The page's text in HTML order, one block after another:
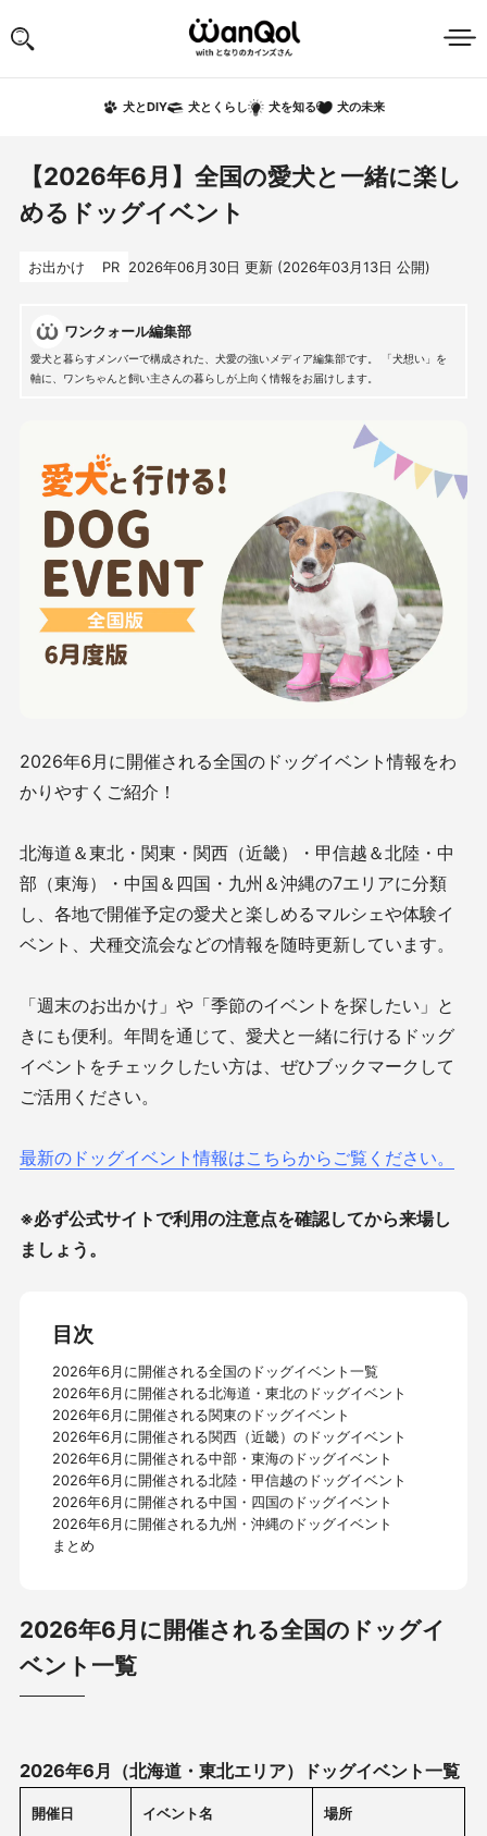
犬とDIY 犬とくらし 犬を知る 犬の未来
【2026年6月】全国の愛犬と一緒に楽し
めるドッグイベント
お出かけ PR 2026年06月30日 更新 (2026年03月13日 公開)
ワンクォール編集部
愛犬と暮らすメンバーで構成された、犬愛の強いメディア編集部です。 「犬想い」を
軸に、ワンちゃんと飼い主さんの暮らしが上向く情報をお届けします。
2026年6月に開催される全国のドッグイベント情報をわ
かりやすくご紹介！
北海道＆東北・関東・関西（近畿）・甲信越＆北陸・中
部（東海）・中国＆四国・九州＆沖縄の7エリアに分類
し、各地で開催予定の愛犬と楽しめるマルシェや体験イ
ベント、犬種交流会などの情報を随時更新しています。
「週末のお出かけ」や「季節のイベントを探したい」と
きにも便利。年間を通じて、愛犬と一緒に行けるドッグ
イベントをチェックしたい方は、ぜひブックマークして
ご活用ください。
最新のドッグイベント情報はこちらからご覧ください。
※必ず公式サイトで利用の注意点を確認してから来場し
ましょう。
目次
2026年6月に開催される全国のドッグイベント一覧
2026年6月に開催される北海道・東北のドッグイベント
2026年6月に開催される関東のドッグイベント
2026年6月に開催される関西（近畿）のドッグイベント
2026年6月に開催される中部・東海のドッグイベント
2026年6月に開催される北陸・甲信越のドッグイベント
2026年6月に開催される中国・四国のドッグイベント
2026年6月に開催される九州・沖縄のドッグイベント
まとめ
2026年6月に開催される全国のドッグイ
ベント一覧
2026年6月（北海道・東北エリア）ドッグイベント一覧
開催日 イベント名 場所